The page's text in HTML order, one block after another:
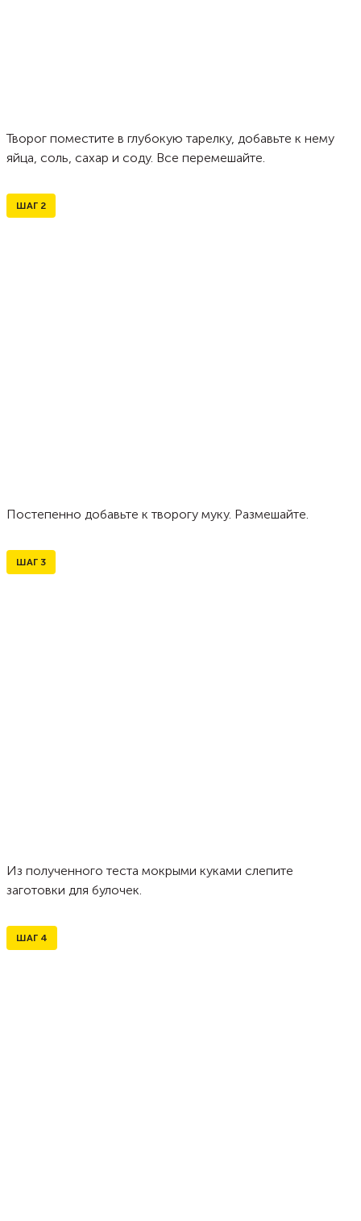
Творог поместите в глубокую тарелку, добавьте к нему
яйца, соль, сахар и соду. Все перемешайте.
ШАГ 2
Постепенно добавьте к творогу муку. Размешайте.
ШАГ 3
Из полученного теста мокрыми куками слепите
заготовки для булочек.
ШАГ 4